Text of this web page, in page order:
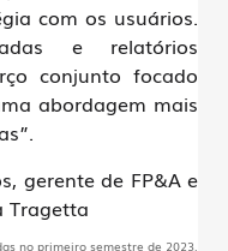
com os usuários.
e relatórios
conjunto focado
abordagem mais
gerente de FP&A e
Tragetta
no primeiro semestre de 2023.